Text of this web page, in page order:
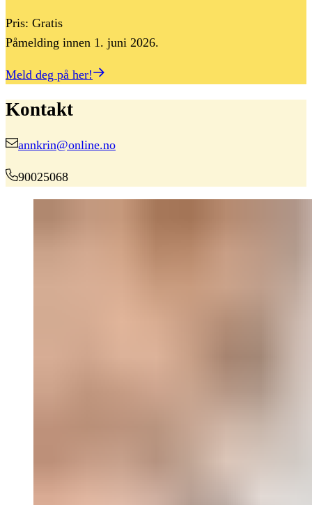
Pris: Gratis
Påmelding innen 1. juni 2026.
Meld deg på her!
Kontakt
annkrin@online.no
90025068